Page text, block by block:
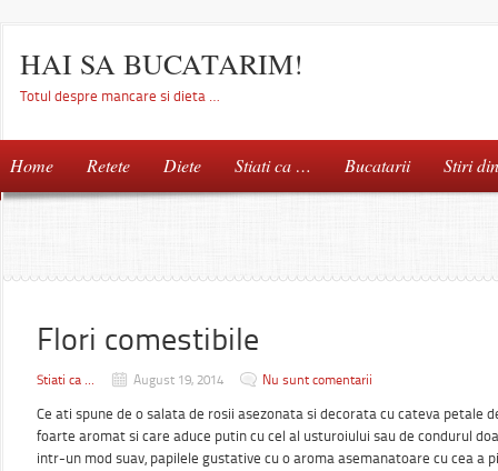
HAI SA BUCATARIM!
Totul despre mancare si dieta …
Home Retete Diete Stiati ca … Bucatarii Stiri
Flori comestibile
Stiati ca ... August 19, 2014 Nu sunt comentarii
Ce ati spune de o salata de rosii asezonata si decorata cu cateva petale
foarte aromat si care aduce putin cu cel al usturoiului sau de condurul
intr-un mod suav, papilele gustative cu o aroma asemanatoare cu cea a